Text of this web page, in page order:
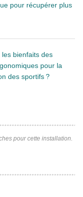
pour récupérer plus
bienfaits des
pour la
des sportifs ?
pour cette installation.